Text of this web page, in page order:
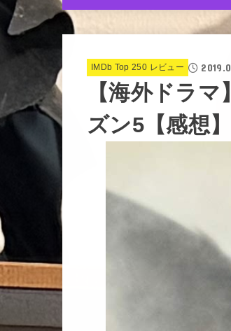
IMDb Top 250 レビュー
【海外ドラ
ズン5【感想】